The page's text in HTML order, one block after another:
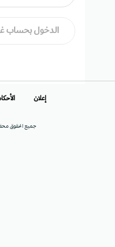
الدخول بحساب
جميع الحقوق
إعلان